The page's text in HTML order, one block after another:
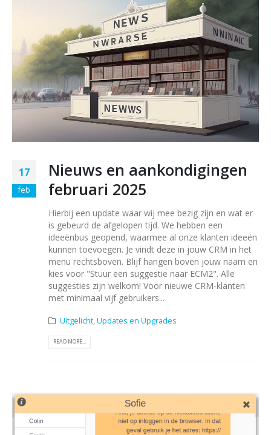
17
feb
Nieuws en aankondigingen
februari 2025
Hierbij een update waar wij mee bezig zijn en wat er
is gebeurd de afgelopen tijd. We hebben een
ideeënbus geopend, waarmee al onze klanten ideeën
kunnen toevoegen. Je vindt deze in jouw CRM in het
menu rechtsboven. Blijf hangen boven jouw naam en
kies voor "Stuur een suggestie naar ECM2". Alle
suggesties zijn welkom! Voor nieuwe CRM-klanten
met minimaal vijf gebruikers...
Uitgelicht,Updates en Upgrades
READ MORE...